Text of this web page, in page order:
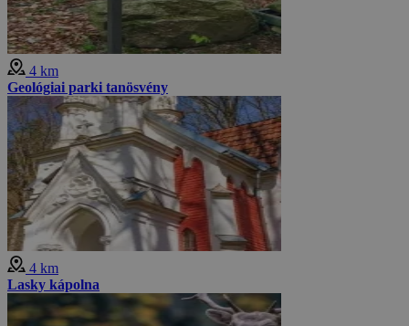
4 km
Geológiai parki tanösvény
4 km
Lasky kápolna